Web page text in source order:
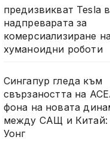
предизвикват Tesla в
надпреварата за
комерсиализиране
хуманоидни роботи
Сингапур гледа към
свързаността на
фона на новата
между САЩ и Китай:
Уонг